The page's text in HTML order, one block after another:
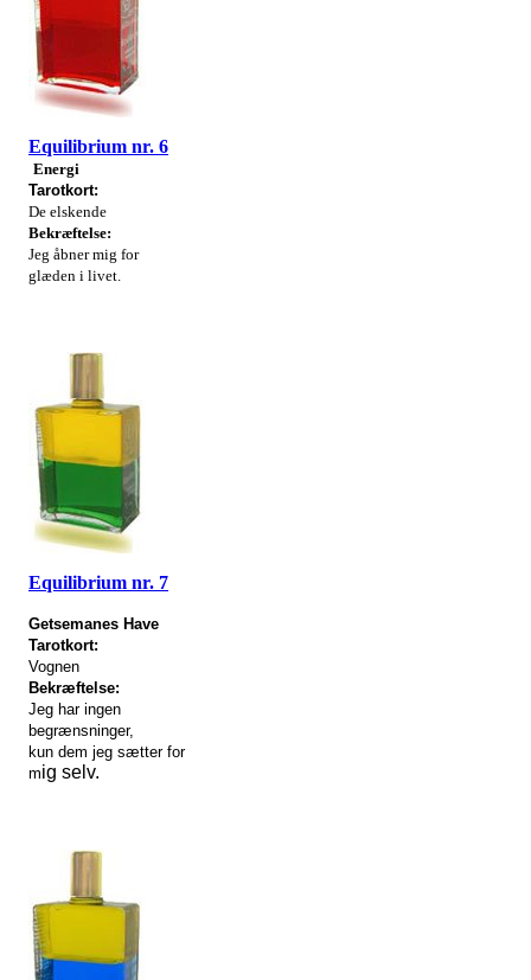
Equilibrium nr. 6
Energi
Tarotkort:
De elskende
Bekræftelse:
Jeg åbner mig for
glæden i livet.
Equilibrium nr. 7
Getsemanes Have
Tarotkort:
Vognen
Bekræftelse:
Jeg har ingen
begrænsninger,
kun dem jeg sætter for
mig selv.